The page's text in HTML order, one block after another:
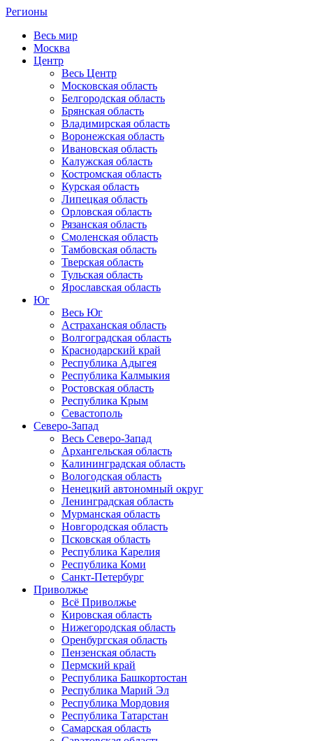
Регионы
Весь мир
Москва
Центр
Весь Центр
Московская область
Белгородская область
Брянская область
Владимирская область
Воронежская область
Ивановская область
Калужская область
Костромская область
Курская область
Липецкая область
Орловская область
Рязанская область
Смоленская область
Тамбовская область
Тверская область
Тульская область
Ярославская область
Юг
Весь Юг
Астраханская область
Волгоградская область
Краснодарский край
Республика Адыгея
Республика Калмыкия
Ростовская область
Республика Крым
Севастополь
Северо-Запад
Весь Северо-Запад
Архангельская область
Калининградская область
Вологодская область
Ненецкий автономный округ
Ленинградская область
Мурманская область
Новгородская область
Псковская область
Республика Карелия
Республика Коми
Санкт-Петербург
Приволжье
Всё Приволжье
Кировская область
Нижегородская область
Оренбургская область
Пензенская область
Пермский край
Республика Башкортостан
Республика Марий Эл
Республика Мордовия
Республика Татарстан
Самарская область